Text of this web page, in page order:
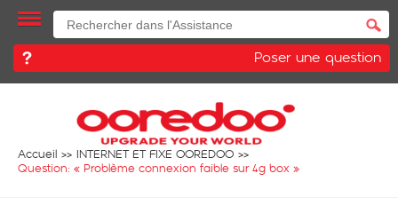
Poser une question
Accueil
INTERNET ET FIXE OOREDOO
Question: « Problème connexion faible sur 4g box »